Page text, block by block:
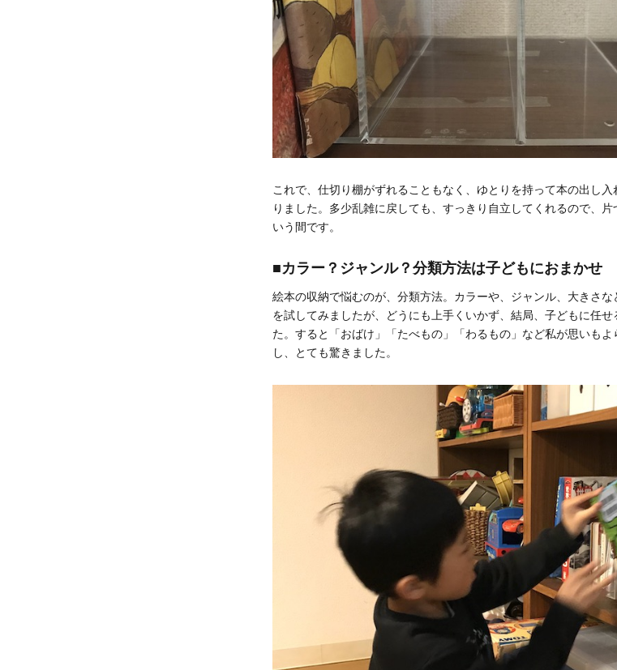
これで、仕切り棚がずれることもなく、ゆとりを持って本の出し
りました。多少乱雑に戻しても、すっきり自立してくれるので、片
いう間です。
■カラー？ジャンル？分類方法は子どもにおまかせ
絵本の収納で悩むのが、分類方法。カラーや、ジャンル、大きさ
を試してみましたが、どうにも上手くいかず、結局、子どもに任せ
た。すると「おばけ」「たべもの」「わるもの」など私が思いも
し、とても驚きました。